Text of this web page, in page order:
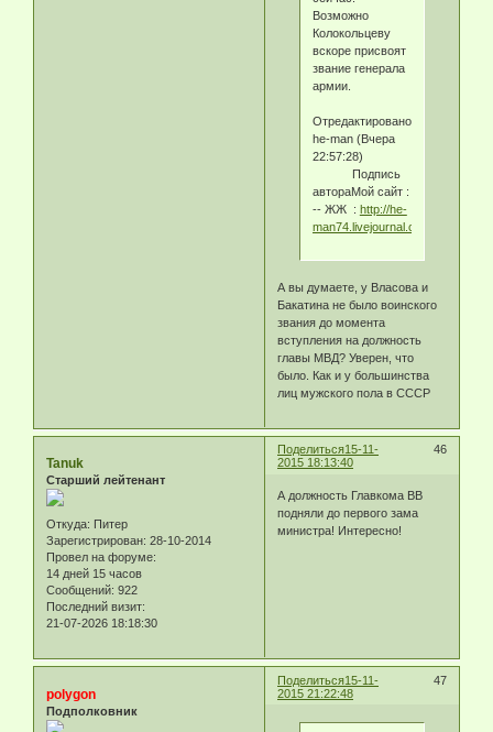
Возможно
Колокольцеву
вскоре присвоят
звание генерала
армии.
Отредактировано
he-man (Вчера
22:57:28)
Подпись
автораМой сайт :
-- ЖЖ : http://he-
man74.livejournal.com/
А вы думаете, у Власова и
Бакатина не было воинского
звания до момента
вступления на должность
главы МВД? Уверен, что
было. Как и у большинства
лиц мужского пола в СССР
Поделиться 46
15-11-
2015 18:13:40
Tanuk
Старший лейтенант
Откуда: Питер
Зарегистрирован: 28-10-2014
Провел на форуме:
14 дней 15 часов
Сообщений: 922
Последний визит:
21-07-2026 18:18:30
А должность Главкома ВВ
подняли до первого зама
министра! Интересно!
Поделиться 47
15-11-
2015 21:22:48
polygon
Подполковник